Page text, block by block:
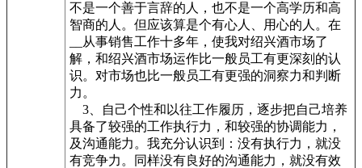
不是一个善于言辞的人，也不是一个高学历和高
智商的人。但应该算是个有心人、用心的人。在
__从事销售工作十多年，使我对绍兴酒市场了
解，和绍兴酒市场运作比一般员工有更深刻的认
识。对市场也比一般员工有更强的洞察力和判断
力。
3、自己个性和以往工作履历，逐步把自己培养
具备了较强的工作执行力，和较强的协调能力，
及沟通能力。我充分认识到：没有执行力，就没
有竞争力。同样没有良好的沟通能力，就没有效